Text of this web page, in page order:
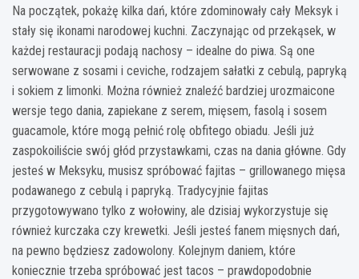
Na początek, pokażę kilka dań, które zdominowały cały Meksyk i
stały się ikonami narodowej kuchni. Zaczynając od przekąsek, w
każdej restauracji podają nachosy – idealne do piwa. Są one
serwowane z sosami i ceviche, rodzajem sałatki z cebulą, papryką
i sokiem z limonki. Można również znaleźć bardziej urozmaicone
wersje tego dania, zapiekane z serem, mięsem, fasolą i sosem
guacamole, które mogą pełnić rolę obfitego obiadu. Jeśli już
zaspokoiliście swój głód przystawkami, czas na dania główne. Gdy
jesteś w Meksyku, musisz spróbować fajitas – grillowanego mięsa
podawanego z cebulą i papryką. Tradycyjnie fajitas
przygotowywano tylko z wołowiny, ale dzisiaj wykorzystuje się
również kurczaka czy krewetki. Jeśli jesteś fanem mięsnych dań,
na pewno będziesz zadowolony. Kolejnym daniem, które
koniecznie trzeba spróbować jest tacos – prawdopodobnie